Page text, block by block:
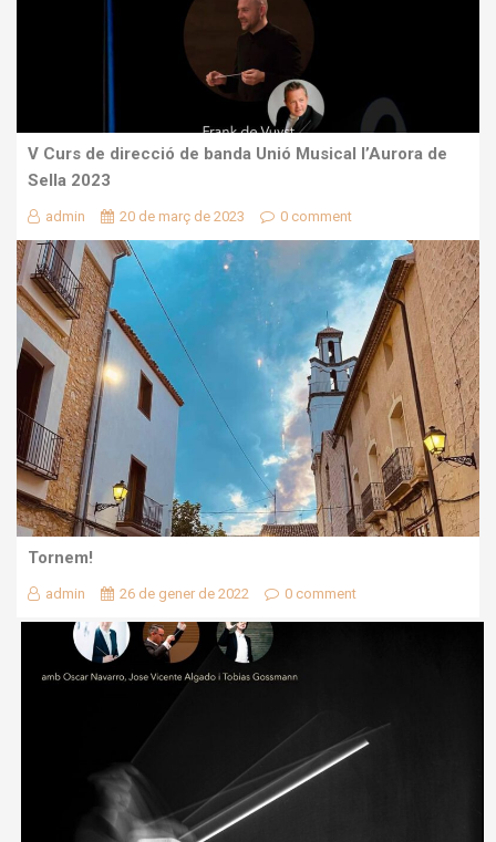
V Curs de direcció de banda Unió Musical l’Aurora de
Sella 2023
admin 20 de març de 2023 0 comment
Tornem!
admin 26 de gener de 2022 0 comment